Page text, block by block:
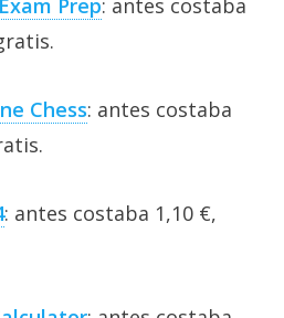
Prep: antes costaba
Chess: antes costaba
: antes costaba 1,10 €,